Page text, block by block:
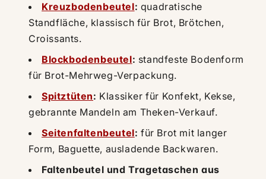
Kreuzbodenbeutel: quadratische
Standfläche, klassisch für Brot, Brötchen,
Croissants.
Blockbodenbeutel: standfeste Bodenform
für Brot-Mehrweg-Verpackung.
Spitztüten: Klassiker für Konfekt, Kekse,
gebrannte Mandeln am Theken-Verkauf.
Seitenfaltenbeutel: für Brot mit langer
Form, Baguette, ausladende Backwaren.
Faltenbeutel und Tragetaschen aus